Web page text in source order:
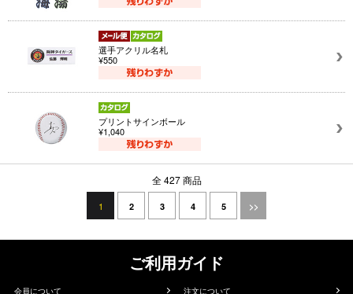
選手アクリル名札
¥550
プリントサインボール
¥1,040
全 427 商品
1 2 3 4 5 >>
ご利用ガイド
会員について 注文について